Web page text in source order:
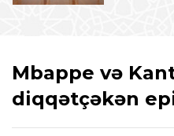
Mbappe və
diqqətçəkən